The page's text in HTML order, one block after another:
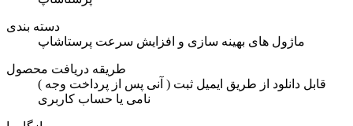
دسته بندی
ماژول های بهینه سازی و افزایش سرعت پرستاشاپ
طریقه دریافت محصول
( آنی پس از پرداخت وجه ) قابل دانلود از طریق ایمیل ثبت
نامی یا حساب کاربری